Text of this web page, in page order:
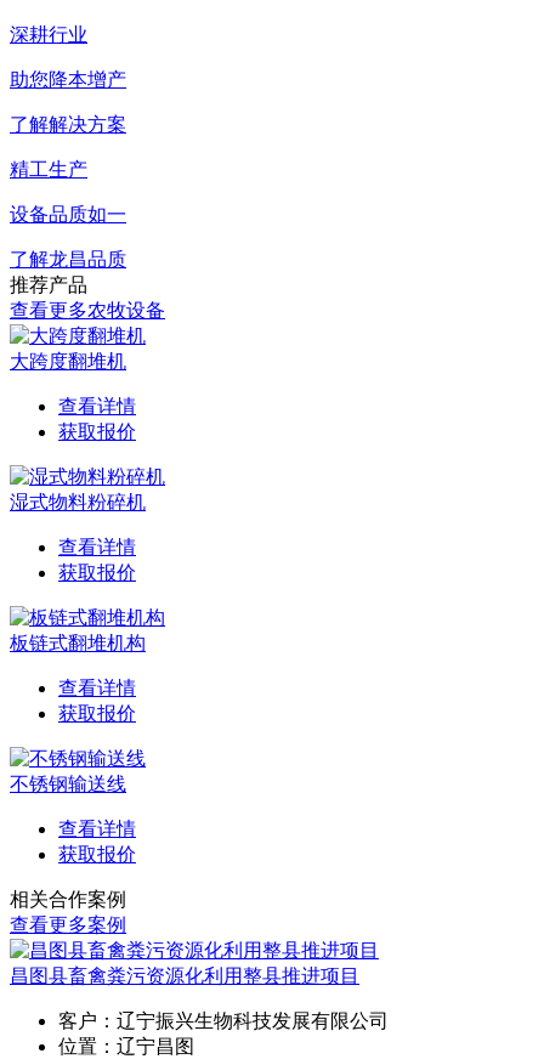
深耕行业
助您降本增产
了解解决方案
精工生产
设备品质如一
了解龙昌品质
推荐产品
查看更多农牧设备
大跨度翻堆机
查看详情
获取报价
湿式物料粉碎机
查看详情
获取报价
板链式翻堆机构
查看详情
获取报价
不锈钢输送线
查看详情
获取报价
相关合作案例
查看更多案例
昌图县畜禽粪污资源化利用整县推进项目
客户：辽宁振兴生物科技发展有限公司
位置：辽宁昌图